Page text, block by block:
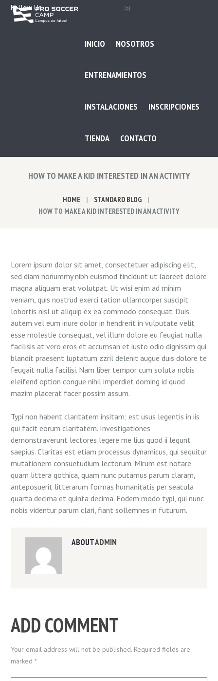
Follow Us
INICIO NOSOTROS
ENTRENAMIENTOS
INSTALACIONES INSCRIPCIONES
TIENDA CONTACTO
HOW TO MAKE A KID INTERESTED IN AN ACTIVITY
HOME
STANDARD BLOG
HOW TO MAKE A KID INTERESTED IN AN ACTIVITY
Lorem ipsum dolor sit amet, consectetuer adipiscing elit,
sed diam nonummy nibh euismod tincidunt ut laoreet dolore
magna aliquam erat volutpat. Ut wisi enim ad minim
veniam, quis nostrud exerci tation ullamcorper suscipit
lobortis nisl ut aliquip ex ea commodo consequat. Duis
autem vel eum iriure dolor in hendrerit in vulputate velit
esse molestie consequat, vel illum dolore eu feugiat nulla
facilisis at vero eros et accumsan et iusto odio dignissim qui
blandit praesent luptatum zzril delenit augue duis dolore te
feugait nulla facilisi. Nam liber tempor cum soluta nobis
eleifend option congue nihil imperdiet doming id quod
mazim placerat facer possim assum.
Typi non habent claritatem insitam; est usus legentis in iis
qui facit eorum claritatem. Investigationes
demonstraverunt lectores legere me lius quod ii legunt
saepius. Claritas est etiam processus dynamicus, qui sequitur
mutationem consuetudium lectorum. Mirum est notare
quam littera gothica, quam nunc putamus parum claram,
anteposuerit litterarum formas humanitatis per seacula
quarta decima et quinta decima. Eodem modo typi, qui nunc
nobis videntur parum clari, fiant sollemnes in futurum.
ABOUTADMIN
ADD COMMENT
Your email address will not be published. Required fields are
marked *